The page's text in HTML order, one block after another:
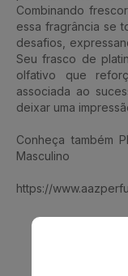
Combinando
essa fragrância se
desafios,
Seu frasco de
olfativo que
associada ao
deixar uma
Conheça também
Masculino
https://